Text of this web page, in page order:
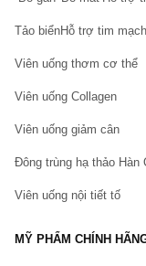
Thương hiệu nổi
tiếng bổ sung
2. Thực phẩm
ưu điểm:Thực
Amin giúp cơ thể
nhanh chóng, cân
ON,...là những
Protein và Axit
Tảo biểnHỗ trợ tim mạch
Viên uống thơm cơ thể
Viên uống Collagen
Viên uống giảm cân
Đông trùng hạ thảo Hàn
Viên uống nội tiết tố
MỸ PHẨM CHÍNH